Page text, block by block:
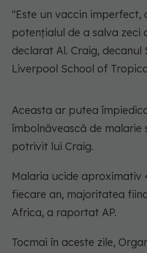
"Este un vaccin imperfect,
potențialul de a salva zeci
declarat Al. Craig, decanul
Liverpool School of
Aceasta ar putea
îmbolnăvească de malarie
potrivit lui Craig.
Malaria ucide aproximativ
fiecare an, majoritatea
Africa, a raportat AP.
Tocmai în aceste zile,